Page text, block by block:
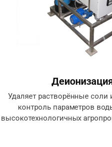
Удаляет растворённые соли
контроль параметров
высокотехнологичных